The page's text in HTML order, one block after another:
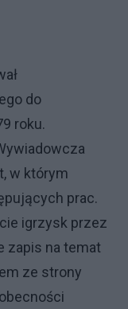
do
roku.
w którym
prac.
igrzysk przez
zapis na temat
ze strony